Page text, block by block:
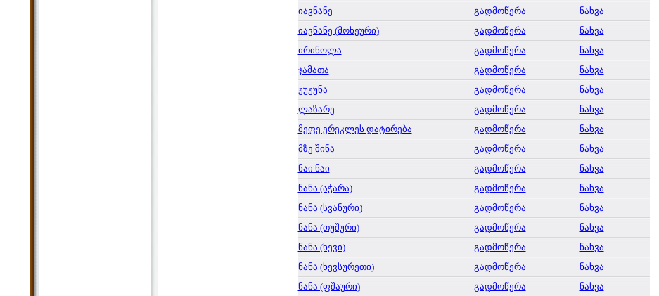
იავნანე
გადმოწერა
ნახვა
იავნანე (მოხეური)
გადმოწერა
ნახვა
ირინოლა
გადმოწერა
ნახვა
ჯამათა
გადმოწერა
ნახვა
ჟუჟუნა
გადმოწერა
ნახვა
ლაზარე
გადმოწერა
ნახვა
მეფე ერეკლეს დატირება
გადმოწერა
ნახვა
მზე შინა
გადმოწერა
ნახვა
ნაი ნაი
გადმოწერა
ნახვა
ნანა (აჭარა)
გადმოწერა
ნახვა
ნანა (სვანური)
გადმოწერა
ნახვა
ნანა (თუშური)
გადმოწერა
ნახვა
ნანა (ხევი)
გადმოწერა
ნახვა
ნანა (ხევსურეთი)
გადმოწერა
ნახვა
ნანა (ფშაური)
გადმოწერა
ნახვა